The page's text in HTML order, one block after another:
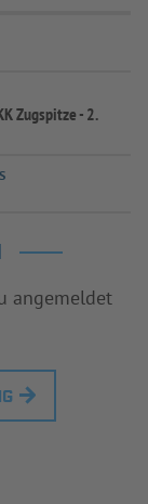
Zugspitze - 2.
angemeldet